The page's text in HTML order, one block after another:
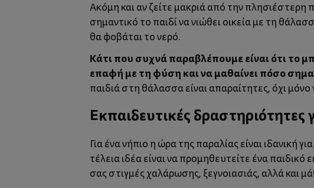
Ακόμη και αν ζείτε μακριά από την πλησιέστερη
σημαντικό το παιδί να νιώθει οικεία με τη
θα φοβάται το νερό.
Κάτι που συχνά παραβλέπουμε είναι ότι το
επαφή με τη φύση και να μαθαίνει πόσο
παιδιά στη θάλασσα είναι απαραίτητες, όχι μόνο
Εκπαιδευτικές
Για ένα νήπιο η ώρα της παραλίας είναι ιδανική
τέλεια ιδέα είναι να προμηθευτείτε ένα
σας στιγμές χαλάρωσης, ξεγνοιασιάς, αλλά και